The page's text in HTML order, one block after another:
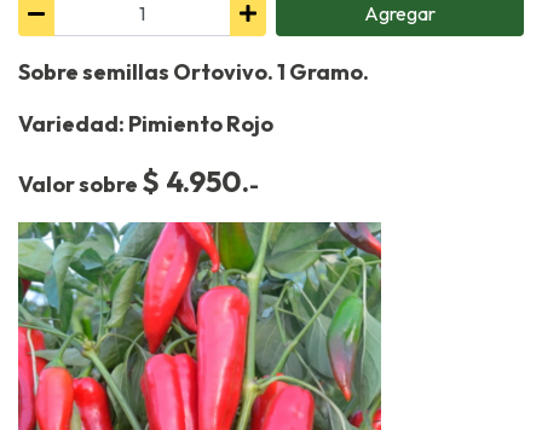
Agregar
Sobre semillas Ortovivo. 1 Gramo.
Variedad: Pimiento Rojo
Valor sobre $ 4.950.-